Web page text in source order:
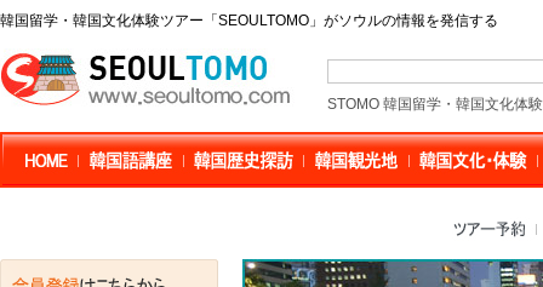
韓国留学・韓国文化体験ツアー「SEOULTOMO」がソウルの情報を発信する
STOMO 韓国留学・韓国文化体